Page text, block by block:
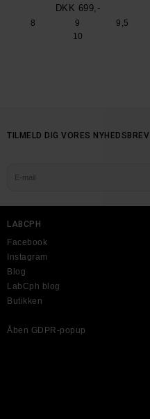
DKK 699,-
8 9
9,5
10
TILMELD DIG VORES NYHEDSBREV
LABCPH
Facebook
Instagram
Blog
LabCph blog
Butikken
Åben GDPR-popup